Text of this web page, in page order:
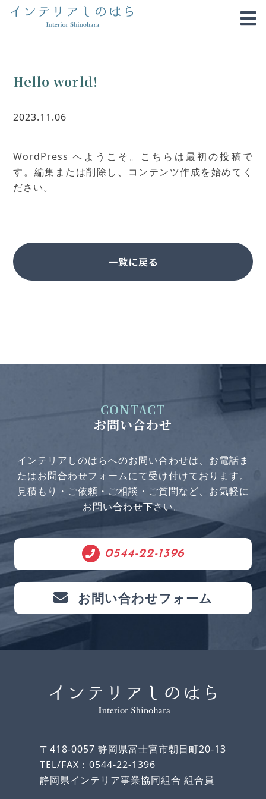
Hello world!
2023.11.06
WordPress へようこそ。こちらは最初の投稿で
す。編集または削除し、コンテンツ作成を始めてく
ださい。
一覧に戻る
CONTACT
お問い合わせ
インテリアしのはらへのお問い合わせは、お電話ま
たはお問合わせフォームにて受け付けております。
見積もり・ご依頼・ご相談・ご質問など、お気軽に
お問い合わせ下さい。
0544-22-1396
お問い合わせフォーム
〒418-0057 静岡県富士宮市朝日町20-13
TEL/FAX：0544-22-1396
静岡県インテリア事業協同組合 組合員